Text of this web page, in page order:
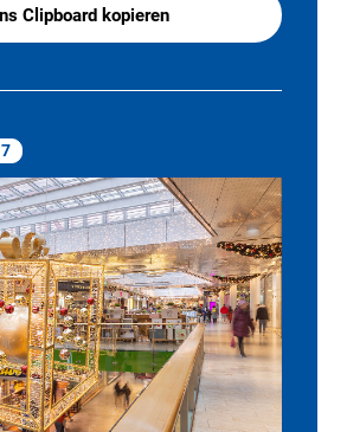
Ins Clipboard kopieren
7